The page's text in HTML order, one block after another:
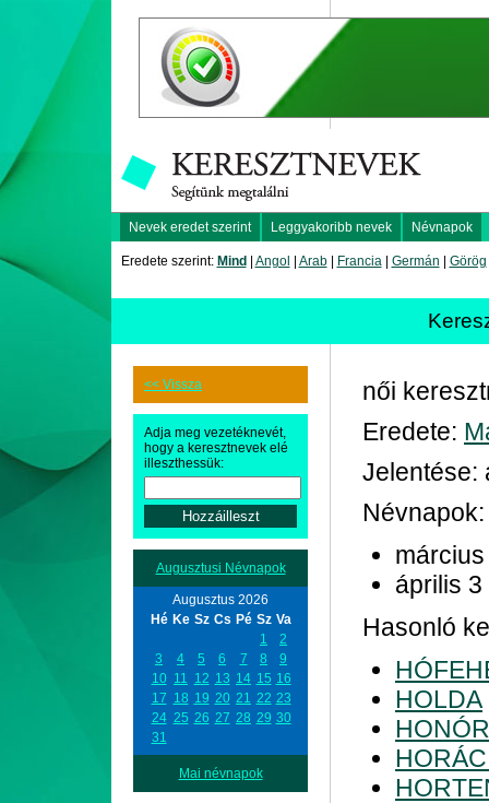
Nevek eredet szerint Leggyakoribb nevek Névnapok
Eredete szerint: Mind Angol Arab| Francia| Germán Görög
<< Vissza
Adja meg vezetéknevét,
hogy a keresztnevek elé
illeszthessük:
Augusztusi Névnapok
Augusztus 2026
Hé Ke Sz Cs Pé Sz Va
1
2
3
4 5 6 7 8
9
10 11 12 13 14 15 16
17 18 19 20 21 22 23
24 25 26 27 28 29 30
31
Mai névnapok
női
Eredete:
Jelentése:
Névnapok:
április 3
Hasonló
HOLDA